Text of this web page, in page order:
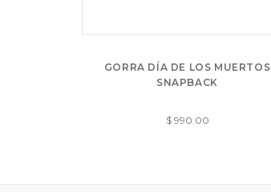
GORRA DÍA DE LOS MUERTOS
SNAPBACK
$ 990.00